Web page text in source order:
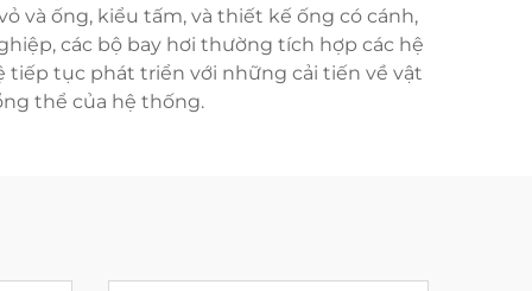
và ống, kiểu tấm, và thiết kế ống có cánh,
các bộ bay hơi thường tích hợp các hệ
tiếp tục phát triển với những cải tiến về vật
thể của hệ thống.